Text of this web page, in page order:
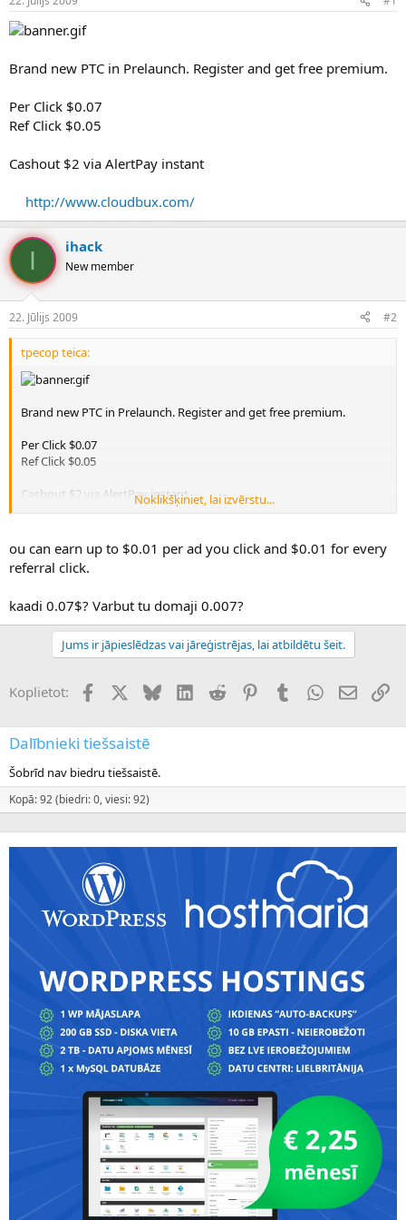
n
a
u
s
c
ē
a
t
u
s
Brand new PTC in Prelaunch. Register and get free premium.
Per Click $0.07
Ref Click $0.05
Cashout $2 via AlertPay instant
http://www.cloudbux.com/
I ihack
New member
22. Jūlijs 2009 #2
tpecop teica:
Brand new PTC in Prelaunch. Register and get free premium.
Per Click $0.07
Ref Click $0.05
Cashout $2 via AlertPay instantNoklikšķiniet, lai izvērstu...
ou can earn up to $0.01 per ad you click and $0.01 for every
referral click.
kaadi 0.07$? Varbut tu domaji 0.007?
Jums ir jāpieslēdzas vai jāreģistrējas, lai atbildētu šeit.
Koplietot: FacebookX (Twitter)
BlueskyLinkedInReddit PinterestTumblrWhatsApp
E-pasts
Dalībnieki tiešsaistē
Šobrīd nav biedru tiešsaistē.
Kopā: 92 (biedri: 0, viesi: 92)